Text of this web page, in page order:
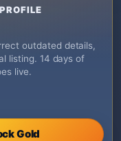
outdated details,
listing. 14 days of
live.
Gold